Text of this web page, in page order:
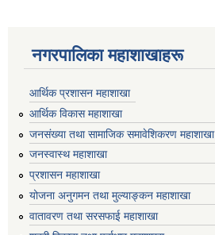
नगरपालिका महाशाखाहरू
आर्थिक प्रशासन महाशाखा
आर्थिक विकास महाशाखा
जनसंख्या तथा सामाजिक समावेशिकरण महाशाखा
जनस्वास्थ महाशाखा
प्रशासन महाशाखा
योजना अनुगमन तथा मुल्याङ्कन महाशाखा
वातावरण तथा सरसफाई महाशाखा